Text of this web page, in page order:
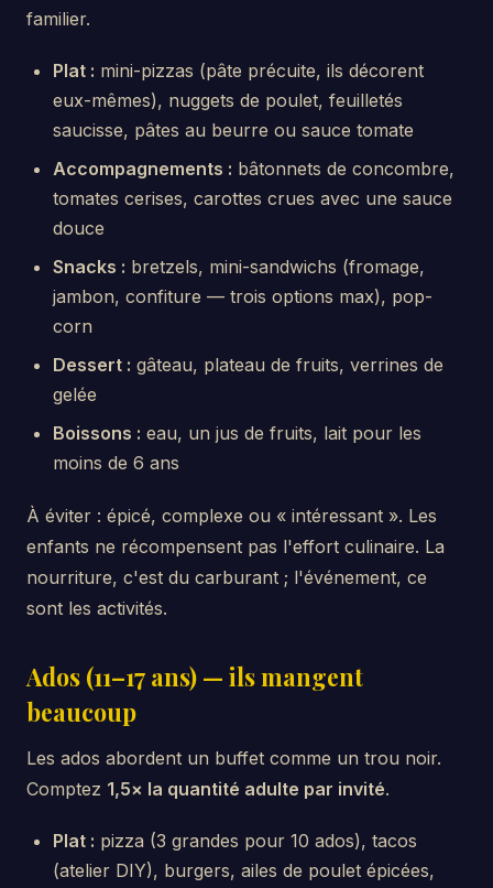
familier.
Plat : mini-pizzas (pâte précuite, ils décorent
eux-mêmes), nuggets de poulet, feuilletés
saucisse, pâtes au beurre ou sauce tomate
Accompagnements : bâtonnets de concombre,
tomates cerises, carottes crues avec une sauce
douce
Snacks : bretzels, mini-sandwichs (fromage,
jambon, confiture — trois options max), pop-
corn
Dessert : gâteau, plateau de fruits, verrines de
gelée
Boissons : eau, un jus de fruits, lait pour les
moins de 6 ans
À éviter : épicé, complexe ou « intéressant ». Les
enfants ne récompensent pas l'effort culinaire. La
nourriture, c'est du carburant ; l'événement, ce
sont les activités.
Ados (11–17 ans) — ils mangent
beaucoup
Les ados abordent un buffet comme un trou noir.
Comptez 1,5× la quantité adulte par invité.
Plat : pizza (3 grandes pour 10 ados), tacos
(atelier DIY), burgers, ailes de poulet épicées,